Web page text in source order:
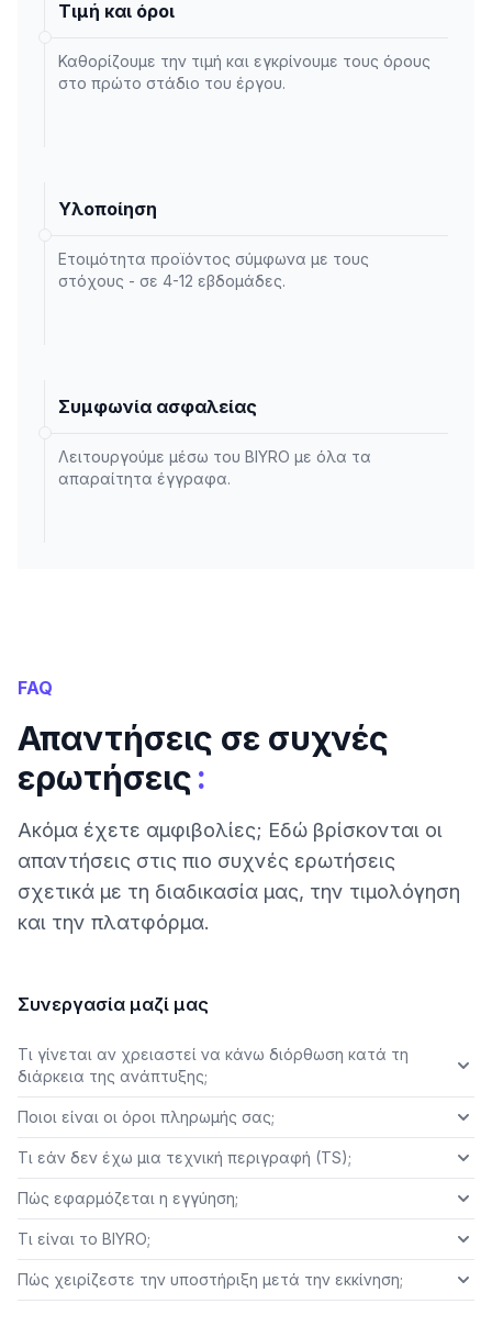
Τιμή και όροι
Καθορίζουμε την τιμή και εγκρίνουμε τους όρους
στο πρώτο στάδιο του έργου.
Υλοποίηση
Ετοιμότητα προϊόντος σύμφωνα με τους
στόχους - σε 4-12 εβδομάδες.
Συμφωνία ασφαλείας
Λειτουργούμε μέσω του BIYRO με όλα τα
απαραίτητα έγγραφα.
FAQ
Απαντήσεις σε συχνές
ερωτήσεις:
Ακόμα έχετε αμφιβολίες; Εδώ βρίσκονται οι
απαντήσεις στις πιο συχνές ερωτήσεις
σχετικά με τη διαδικασία μας, την τιμολόγηση
και την πλατφόρμα.
Συνεργασία μαζί μας
Τι γίνεται αν χρειαστεί να κάνω διόρθωση κατά τη
διάρκεια της ανάπτυξης;
Ποιοι είναι οι όροι πληρωμής σας;
Τι εάν δεν έχω μια τεχνική περιγραφή (TS);
Πώς εφαρμόζεται η εγγύηση;
Τι είναι το BIYRO;
Πώς χειρίζεστε την υποστήριξη μετά την εκκίνηση;